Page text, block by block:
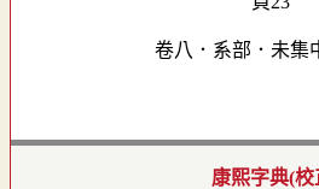
卷八．系部．未集
康熙字典(校